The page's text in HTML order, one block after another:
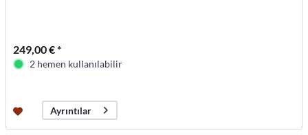
249,00 € *
2 hemen kullanılabilir
Ayrıntılar